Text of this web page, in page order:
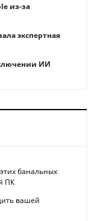
из-за
экспертная
ИИ
банальных
ПК
вашей